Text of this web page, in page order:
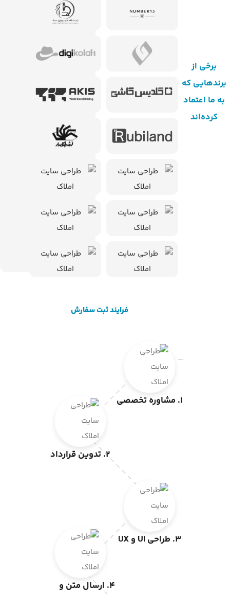
برخی از
برندهایی که
به ما اعتماد
کرده‌اند
مشاهده همه
فرایند ثبت سفارش
1. مشاوره تخصصی
2. تدوین قرارداد
3. طراحی UI و UX
4. ارسال متن و